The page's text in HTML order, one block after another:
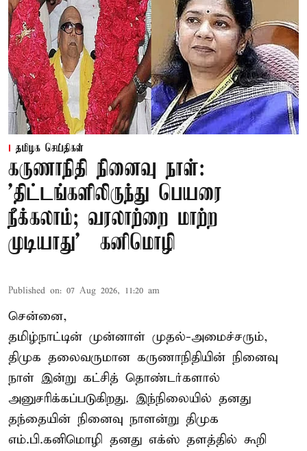
தமிழக செய்திகள்
கருணாநிதி நினைவு நாள்:
'திட்டங்களிலிருந்து பெயரை
நீக்கலாம்; வரலாற்றை மாற்ற
முடியாது' – கனிமொழி
Published on: 07 Aug 2026, 11:20 am
சென்னை,
தமிழ்நாட்டின் முன்னாள் முதல்-அமைச்சரும்,
திமுக தலைவருமான கருணாநிதியின் நினைவு
நாள் இன்று கட்சித் தொண்டர்களால்
அனுசரிக்கப்படுகிறது. இந்நிலையில் தனது
தந்தையின் நினைவு நாளன்று திமுக
எம்.பி.கனிமொழி தனது எக்ஸ் தளத்தில் கூறி